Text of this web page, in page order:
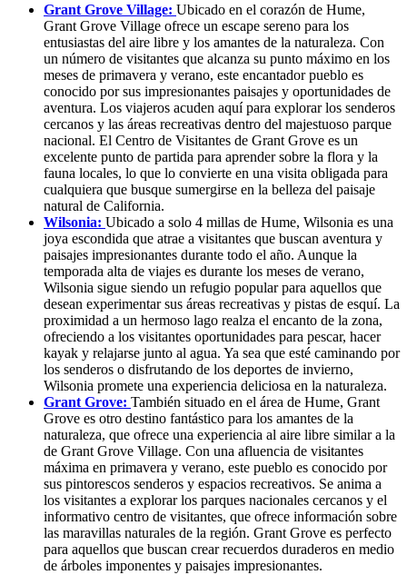
Grant Grove Village: Ubicado en el corazón de Hume,
Grant Grove Village ofrece un escape sereno para los
entusiastas del aire libre y los amantes de la naturaleza. Con
un número de visitantes que alcanza su punto máximo en los
meses de primavera y verano, este encantador pueblo es
conocido por sus impresionantes paisajes y oportunidades de
aventura. Los viajeros acuden aquí para explorar los senderos
cercanos y las áreas recreativas dentro del majestuoso parque
nacional. El Centro de Visitantes de Grant Grove es un
excelente punto de partida para aprender sobre la flora y la
fauna locales, lo que lo convierte en una visita obligada para
cualquiera que busque sumergirse en la belleza del paisaje
natural de California.
Wilsonia: Ubicado a solo 4 millas de Hume, Wilsonia es una
joya escondida que atrae a visitantes que buscan aventura y
paisajes impresionantes durante todo el año. Aunque la
temporada alta de viajes es durante los meses de verano,
Wilsonia sigue siendo un refugio popular para aquellos que
desean experimentar sus áreas recreativas y pistas de esquí. La
proximidad a un hermoso lago realza el encanto de la zona,
ofreciendo a los visitantes oportunidades para pescar, hacer
kayak y relajarse junto al agua. Ya sea que esté caminando por
los senderos o disfrutando de los deportes de invierno,
Wilsonia promete una experiencia deliciosa en la naturaleza.
Grant Grove: También situado en el área de Hume, Grant
Grove es otro destino fantástico para los amantes de la
naturaleza, que ofrece una experiencia al aire libre similar a la
de Grant Grove Village. Con una afluencia de visitantes
máxima en primavera y verano, este pueblo es conocido por
sus pintorescos senderos y espacios recreativos. Se anima a
los visitantes a explorar los parques nacionales cercanos y el
informativo centro de visitantes, que ofrece información sobre
las maravillas naturales de la región. Grant Grove es perfecto
para aquellos que buscan crear recuerdos duraderos en medio
de árboles imponentes y paisajes impresionantes.